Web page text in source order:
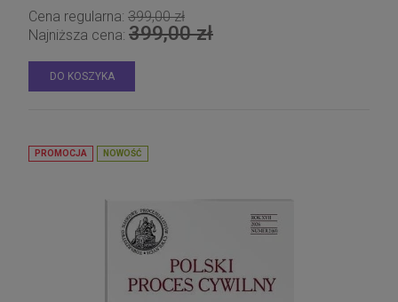
Cena regularna: 399,00 zł
Najniższa cena: 399,00 zł
DO KOSZYKA
PROMOCJA NOWOŚĆ